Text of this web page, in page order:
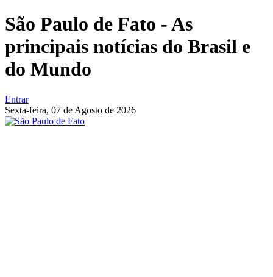
São Paulo de Fato - As
principais notícias do Brasil e
do Mundo
Entrar
Sexta-feira, 07 de Agosto de 2026